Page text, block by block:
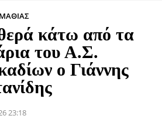
κάτω από τα
του Α.Σ.
ο Γιάννης
23:18